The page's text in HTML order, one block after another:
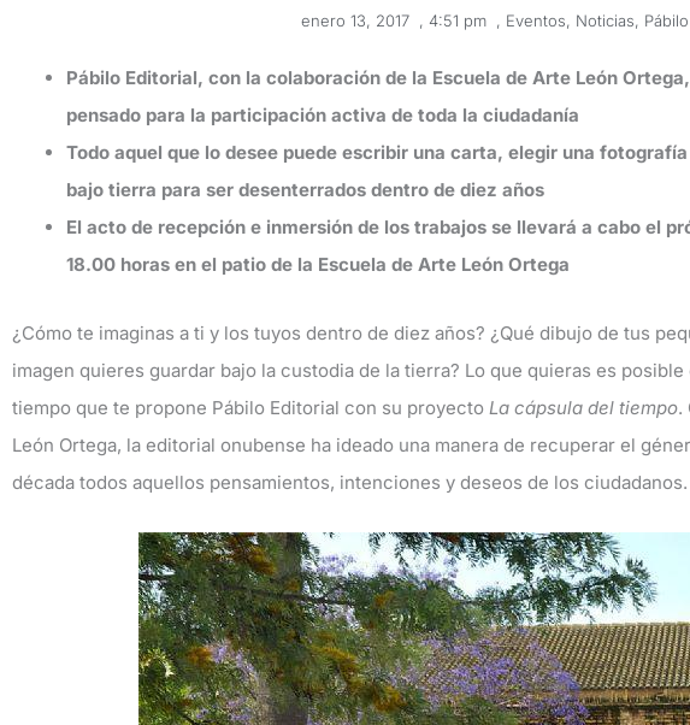
enero 13, 2017 , 4:51 pm , Eventos, Noticias,
Pábilo Editorial, con la colaboración de la Escuela de Arte León
pensado para la participación activa de toda la ciudadanía
Todo aquel que lo desee puede escribir una carta, elegir una
bajo tierra para ser desenterrados dentro de diez años
El acto de recepción e inmersión de los trabajos se llevará a cabo el
18.00 horas en el patio de la Escuela de Arte León Ortega
¿Cómo te imaginas a ti y los tuyos dentro de diez años? ¿Qué dibujo de tus
imagen quieres guardar bajo la custodia de la tierra? Lo que quieras es
tiempo que te propone Pábilo Editorial con su proyecto La cápsula del tiempo.
León Ortega, la editorial onubense ha ideado una manera de recuperar el
década todos aquellos pensamientos, intenciones y deseos de los ciudadanos.